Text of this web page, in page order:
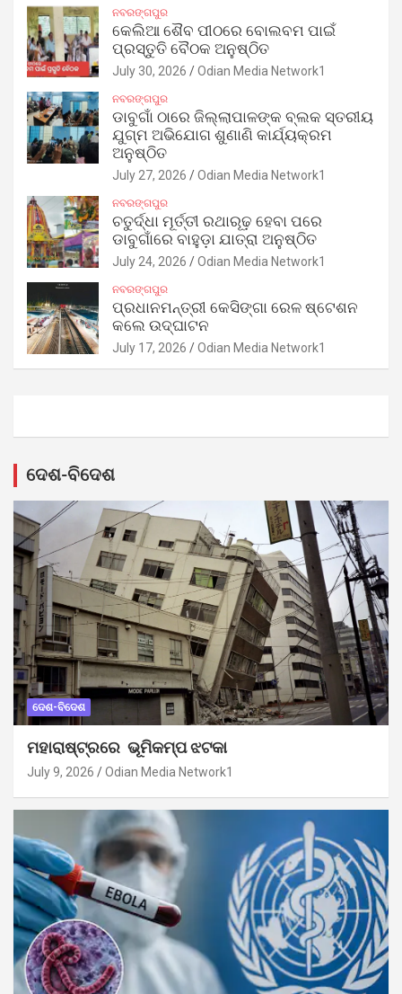
ନବରଙ୍ଗପୁର
କେଲିଆ ଶୈବ ପୀଠରେ ବୋଲବମ ପାଇଁ
ପ୍ରସ୍ତୁତି ବୈଠକ ଅନୁଷ୍ଠିତ
July 30, 2026 Odian Media Network1
ନବରଙ୍ଗପୁର
ଡାବୁଗାଁ ଠାରେ ଜିଲ୍ଲାପାଳଙ୍କ ବ୍ଲକ ସ୍ତରୀୟ
ଯୁଗ୍ମ ଅଭିଯୋଗ ଶୁଣାଣି କାର୍ଯ୍ୟକ୍ରମ
ଅନୁଷ୍ଠିତ
July 27, 2026 Odian Media Network1
ନବରଙ୍ଗପୁର
ଚତୁର୍ଦ୍ଧା ମୂର୍ତ୍ତୀ ରଥାରୂଢ଼ ହେବା ପରେ
ଡାବୁଗାଁରେ ବାହୁଡ଼ା ଯାତ୍ରା ଅନୁଷ୍ଠିତ
July 24, 2026 Odian Media Network1
ନବରଙ୍ଗପୁର
ପ୍ରଧାନମନ୍ତ୍ରୀ କେସିଙ୍ଗା ରେଳ ଷ୍ଟେଶନ
କଲେ ଉଦ୍‌ଘାଟନ
July 17, 2026 Odian Media Network1
ଦେଶ-ବିଦେଶ
ଦେଶ-ବିଦେଶ
ମହାରାଷ୍ଟ୍ରରେ ଭୂମିକମ୍ପ ଝଟକା
July 9, 2026 Odian Media Network1